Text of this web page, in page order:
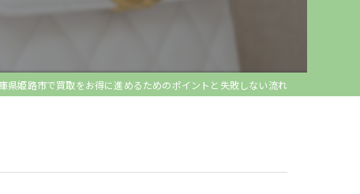
県姫路市で買取をお得に進めるためのポイントと失敗しない流れ